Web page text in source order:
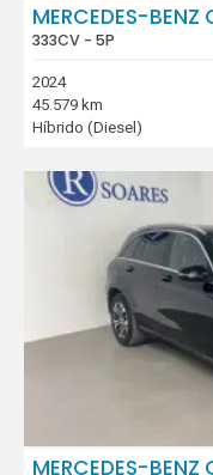
MERCEDES-BENZ
333CV - 5P
2024
45.579 km
Híbrido (Diesel)
MERCEDES-BENZ